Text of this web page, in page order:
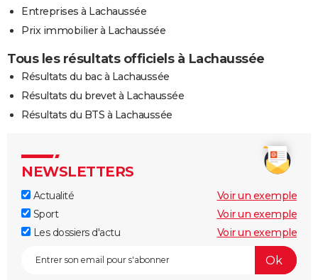
Entreprises à Lachaussée
Prix immobilier à Lachaussée
Tous les résultats officiels à Lachaussée
Résultats du bac à Lachaussée
Résultats du brevet à Lachaussée
Résultats du BTS à Lachaussée
NEWSLETTERS
Actualité
Voir un exemple
Sport
Voir un exemple
Les dossiers d'actu
Voir un exemple